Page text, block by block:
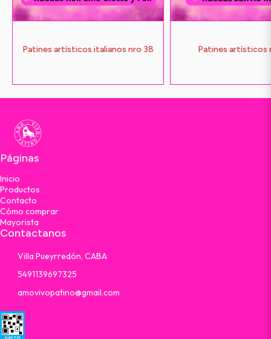
Patines artísticos italianos nro 38 Patines artísticos
Páginas
Inicio
Productos
Contacto
Cómo comprar
Mayorista
Contactanos
Villa Pueyrredón, CABA
5491139697325
amovivopatino@gmail.com